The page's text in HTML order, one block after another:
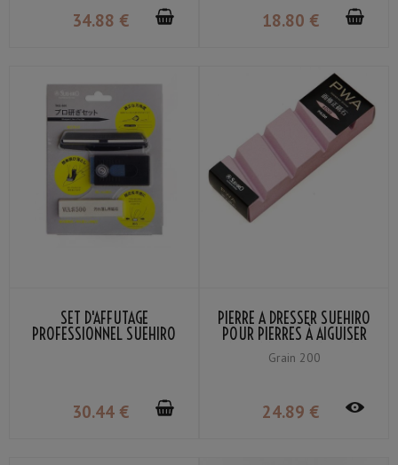
34.88 € 18.80 €
SET D'AFFÛTAGE
PROFESSIONNEL SUEHIRO
30.44 €
PIERRE À DRESSER SUEHIRO
POUR PIERRES À AIGUISER
MOYENNES ET FINITION
GRAIN #200 (ROSE)
Grain 200
24.89 €